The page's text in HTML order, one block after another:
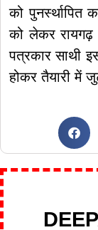
को
को लेकर रायगढ़
पत्रकार साथी
होकर तैयारी में